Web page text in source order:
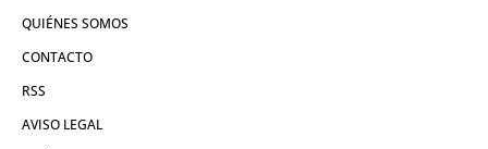
QUIÉNES SOMOS
CONTACTO
RSS
AVISO LEGAL